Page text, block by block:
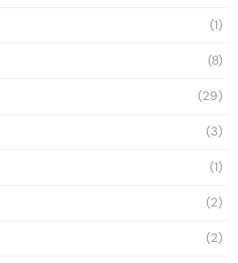
(1)
(8)
(29)
(3)
(1)
(2)
(2)